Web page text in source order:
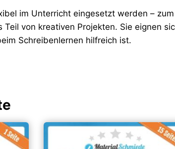
im Unterricht eingesetzt werden –
von kreativen Projekten. Sie eignen
Schreibenlernen hilfreich ist.